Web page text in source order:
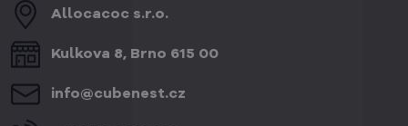
Allocacoc s​.r​.o​.
Kulkova 8, Brno 615 00
info​@cubenest​.cz